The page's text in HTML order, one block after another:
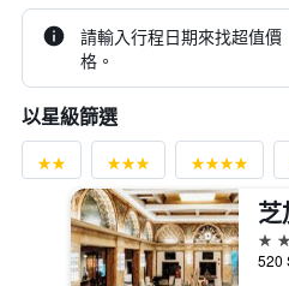
請輸入行程日期來找超值價
格。
以星級篩選
3